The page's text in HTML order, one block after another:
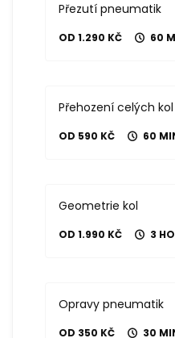
Přezutí pneumatik
OD 1.290 KČ 60
Přehození celých kol
OD 590 KČ 60
Geometrie kol
OD 1.990 KČ 3
Opravy pneumatik
OD 350 KČ 30